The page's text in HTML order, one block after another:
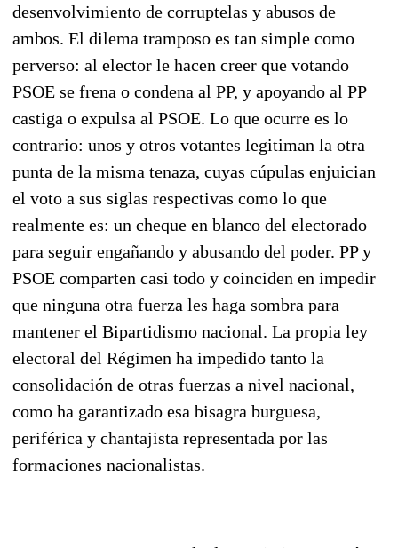
desenvolvimiento de corruptelas y abusos de
ambos. El dilema tramposo es tan simple como
perverso: al elector le hacen creer que votando
PSOE se frena o condena al PP, y apoyando al PP
castiga o expulsa al PSOE. Lo que ocurre es lo
contrario: unos y otros votantes legitiman la otra
punta de la misma tenaza, cuyas cúpulas enjuician
el voto a sus siglas respectivas como lo que
realmente es: un cheque en blanco del electorado
para seguir enga­ñando y abusando del poder. PP y
PSOE comparten casi todo y coinciden en impedir
que nin­guna otra fuerza les haga sombra para
mantener el Bipartidismo nacional. La propia ley
electoral del Régi­men ha impedido tanto la
consolidación de otras fuerzas a nivel nacional,
como ha garanti­zado esa bisagra burguesa,
periférica y chantajista representada por las
formaciones nacionalistas.